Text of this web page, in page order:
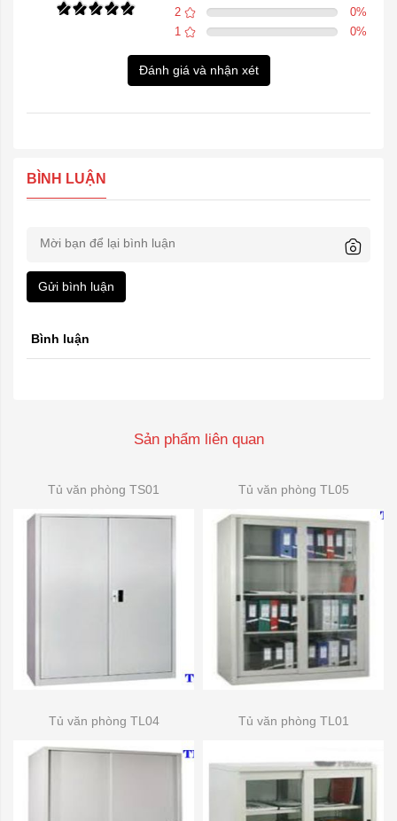
2 0%
1
0%
Đánh giá và nhận xét
BÌNH LUẬN
Gửi bình luận
Bình luận
Sản phẩm liên quan
Tủ văn phòng TS01 Tủ văn phòng TL05
Tủ văn phòng TL04 Tủ văn phòng TL01